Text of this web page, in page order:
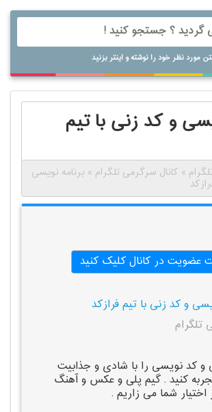
مورد نظر خود را نوشته و اینتر بزنید
و کد زنی با تیم
» کانال سرگرمی تلگرام » برنامه نویسی
عضویت در کانال کلیک کنید
و کد زنی با تیم فرازکد
تلگرام
و کد نویسی را با شادی و جذابیت
کنید . گیم پلی و عکس و آهنگ
اختیار شما می زاریم .